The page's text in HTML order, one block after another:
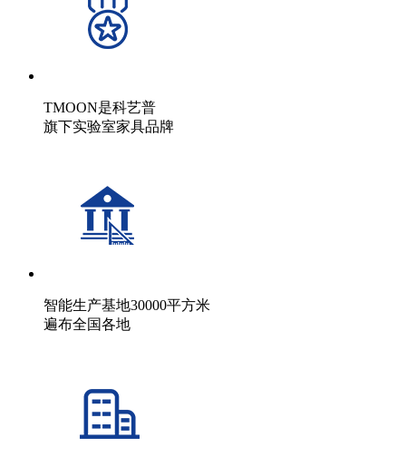
TMOON是科艺普
旗下实验室家具品牌
智能生产基地30000平方米
遍布全国各地